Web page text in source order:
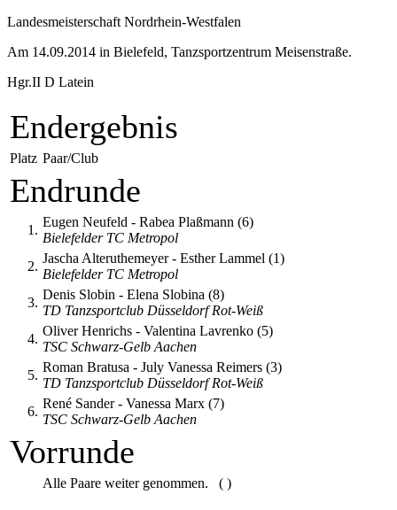
Landesmeisterschaft Nordrhein-Westfalen
Am 14.09.2014 in Bielefeld, Tanzsportzentrum Meisenstraße.
Hgr.II D Latein
Endergebnis
Platz Paar/Club
Endrunde
1.
Eugen Neufeld - Rabea Plaßmann (6)
Bielefelder TC Metropol
2.
Jascha Alteruthemeyer - Esther Lammel (1)
Bielefelder TC Metropol
3.
Denis Slobin - Elena Slobina (8)
TD Tanzsportclub Düsseldorf Rot-Weiß
4.
Oliver Henrichs - Valentina Lavrenko (5)
TSC Schwarz-Gelb Aachen
5.
Roman Bratusa - July Vanessa Reimers (3)
TD Tanzsportclub Düsseldorf Rot-Weiß
6.
René Sander - Vanessa Marx (7)
TSC Schwarz-Gelb Aachen
Vorrunde
Alle Paare weiter genommen. ( )